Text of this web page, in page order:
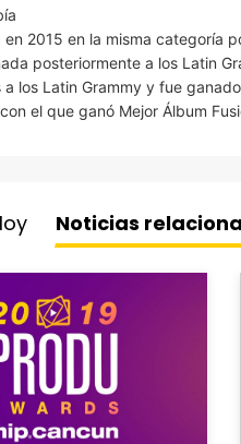
en 2015 en la misma categoría
posteriormente a los Latin
los Latin Grammy y fue
el que ganó Mejor Álbum
Noticias